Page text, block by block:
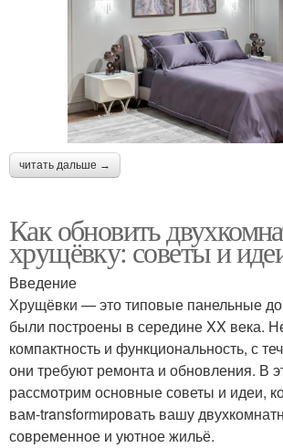
читать дальше →
Как обновить
хрущёвку: советы и
Введение
Хрущёвки — это типовые панельные
были построены в середине XX века.
компактность и функциональность, с
они требуют ремонта и обновления. В
рассмотрим основные советы и идеи,
вам-transformировать вашу
современное и уютное жильё.